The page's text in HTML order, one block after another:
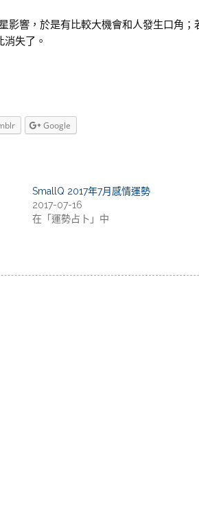
影響，於是有比較大機會和人發生口角
失了。
Google
SmallQ 2017年7月感情運勢
2017-07-16
在「運勢占卜」中